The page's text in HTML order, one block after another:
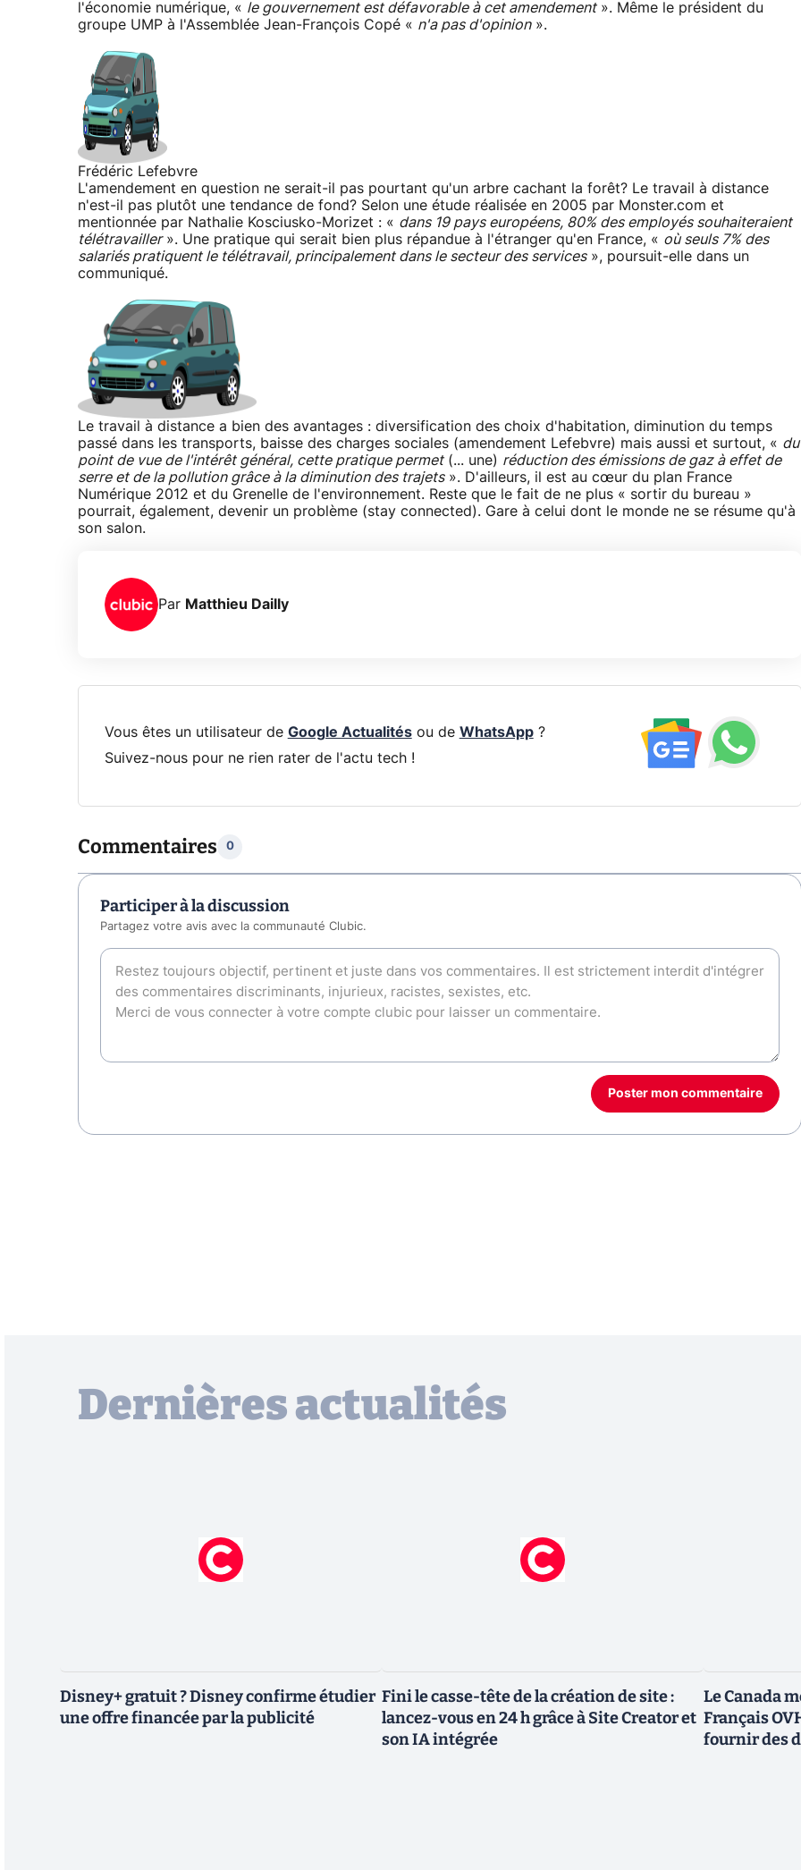
l'économie numérique, « le gouvernement est défavorable à cet amendement». Même le président du
groupe UMP à l'Assemblée Jean-François Copé « n'a pas d'opinion».
Frédéric Lefebvre
L'amendement en question ne serait-il pas pourtant qu'un arbre cachant la forêt? Le travail à distance
n'est-il pas plutôt une tendance de fond? Selon une étude réalisée en 2005 par Monster.com et
mentionnée par Nathalie Kosciusko-Morizet : « dans 19 pays européens, 80% des employés souhaiteraient
télétravailler». Une pratique qui serait bien plus répandue à l'étranger qu'en France, « où seuls 7% des
salariés pratiquent le télétravail, principalement dans le secteur des services», poursuit-elle dans un
communiqué.
Le travail à distance a bien des avantages : diversification des choix d'habitation, diminution du temps
passé dans les transports, baisse des charges sociales (amendement Lefebvre) mais aussi et surtout, « du
point de vue de l'intérêt général, cette pratique permet(... une) réduction des émissions de gaz à effet de
serre et de la pollution grâce à la diminution des trajets». D'ailleurs, il est au cœur du plan France
Numérique 2012 et du Grenelle de l'environnement. Reste que le fait de ne plus « sortir du bureau »
pourrait, également, devenir un problème (stay connected). Gare à celui dont le monde ne se résume qu'à
son salon.
Par Matthieu Dailly
Vous êtes un utilisateur de Google Actualitésou de WhatsApp?
Suivez-nous pour ne rien rater de l'actu tech !
Commentaires 0
Participer à la discussion
Partagez votre avis avec la communauté Clubic.
Poster mon commentaire
Dernières actualités
Disney+ gratuit ? Disney confirme étudier
une offre financée par la publicité
Fini le casse-tête de la création de site :
lancez-vous en 24 h grâce à Site Creator et
son IA intégrée
Le Canada
Français
fournir des